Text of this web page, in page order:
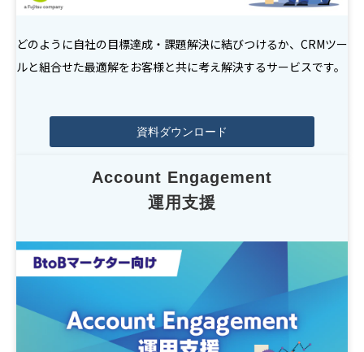
どのように自社の目標達成・課題解決に結びつけるか、CRMツー
ルと組合せた最適解をお客様と共に考え解決するサービスです。
資料ダウンロード
Account Engagement
運用支援